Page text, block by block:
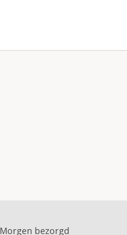
Morgen bezorgd